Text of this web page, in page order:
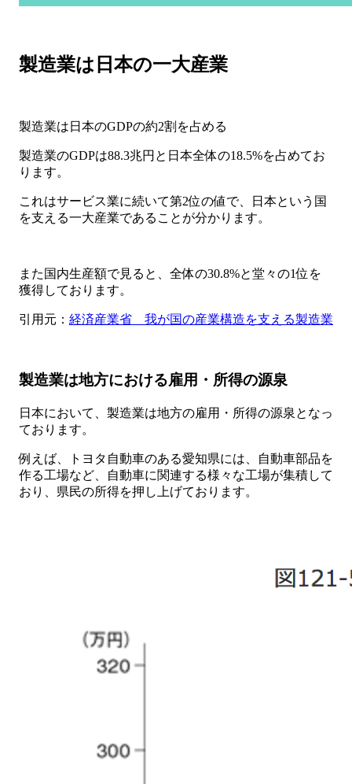
製造業は日本の一大産業
製造業は日本のGDPの約2割を占める
製造業のGDPは88.3兆円と日本全体の18.5%を占めてお
ります。
これはサービス業に続いて第2位の値で、日本という国
を支える一大産業であることが分かります。
また国内生産額で見ると、全体の30.8%と堂々の1位を
獲得しております。
引用元： 経済産業省 我が国の産業構造を支える製造業
製造業は地方における雇用・所得の源泉
日本において、製造業は地方の雇用・所得の源泉となっ
ております。
例えば、トヨタ自動車のある愛知県には、自動車部品を
作る工場など、自動車に関連する様々な工場が集積して
おり、県民の所得を押し上げております。